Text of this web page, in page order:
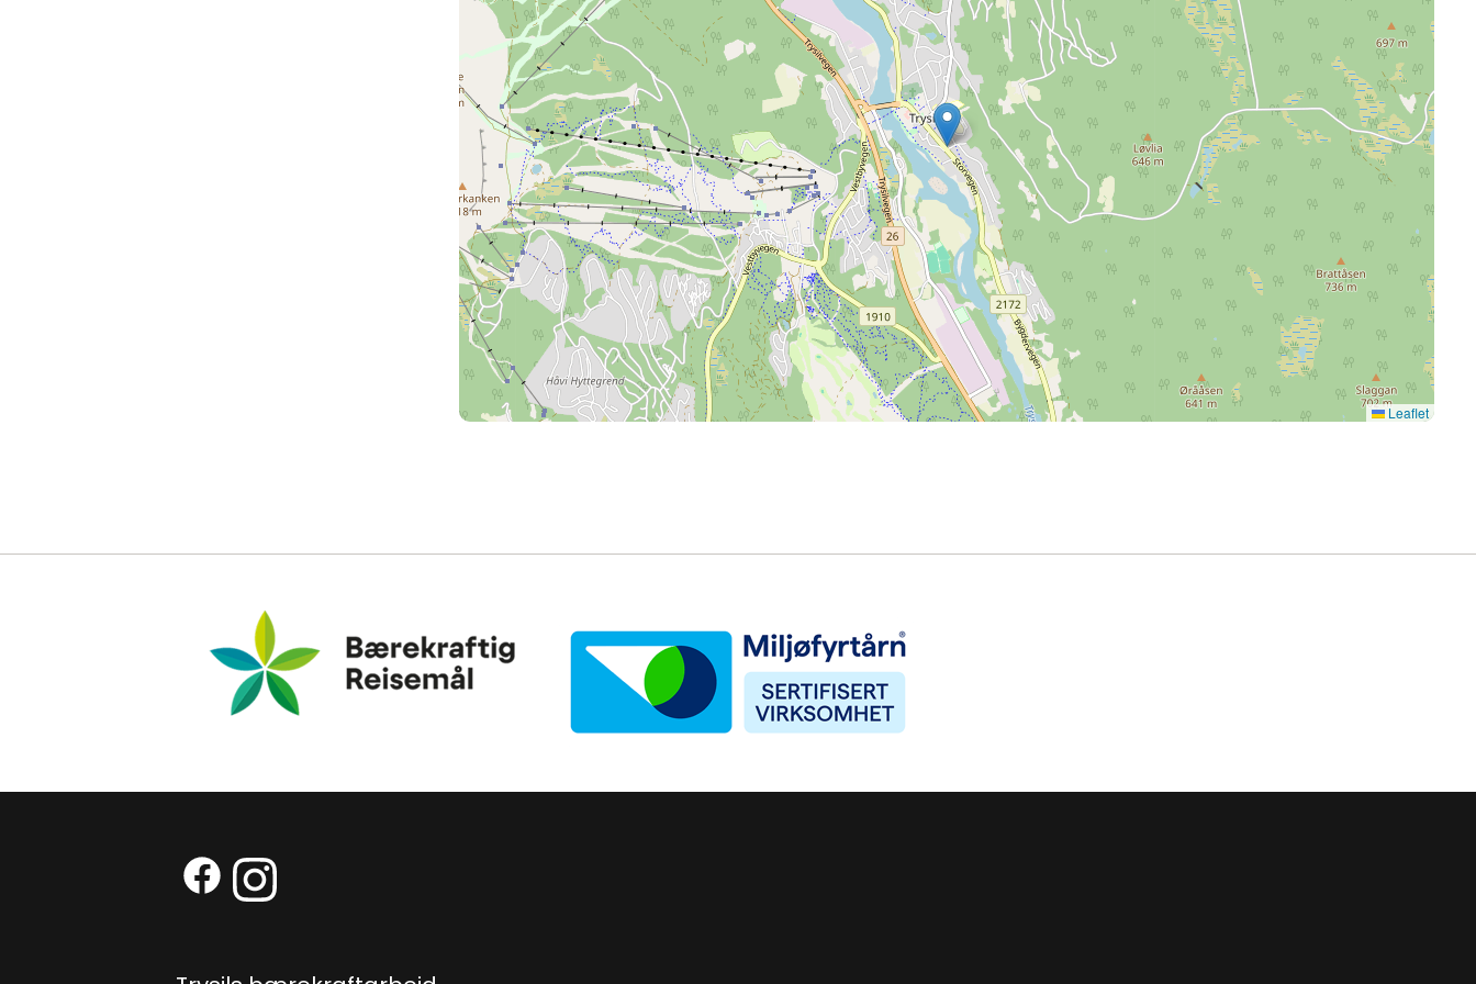
Leaflet
Bærekraftig Reisemål
Miljøfyrtårn